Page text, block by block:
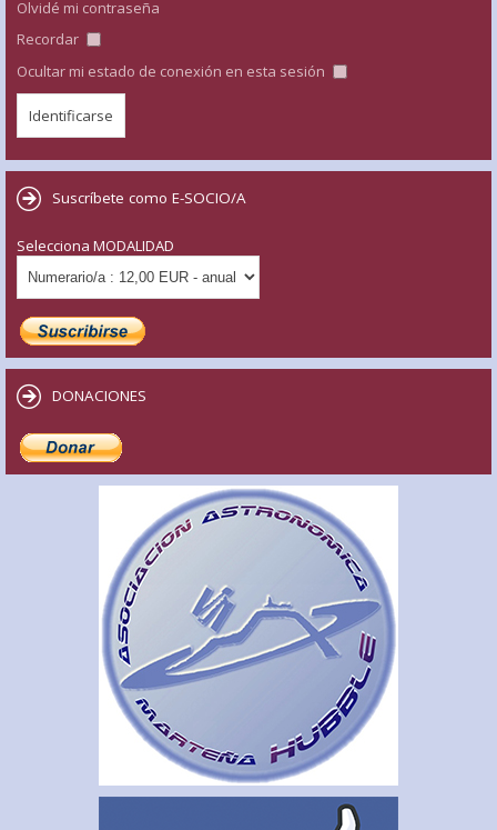
Olvidé mi contraseña
Recordar
Ocultar mi estado de conexión en esta sesión
Suscríbete como E-SOCIO/A
Selecciona MODALIDAD
DONACIONES